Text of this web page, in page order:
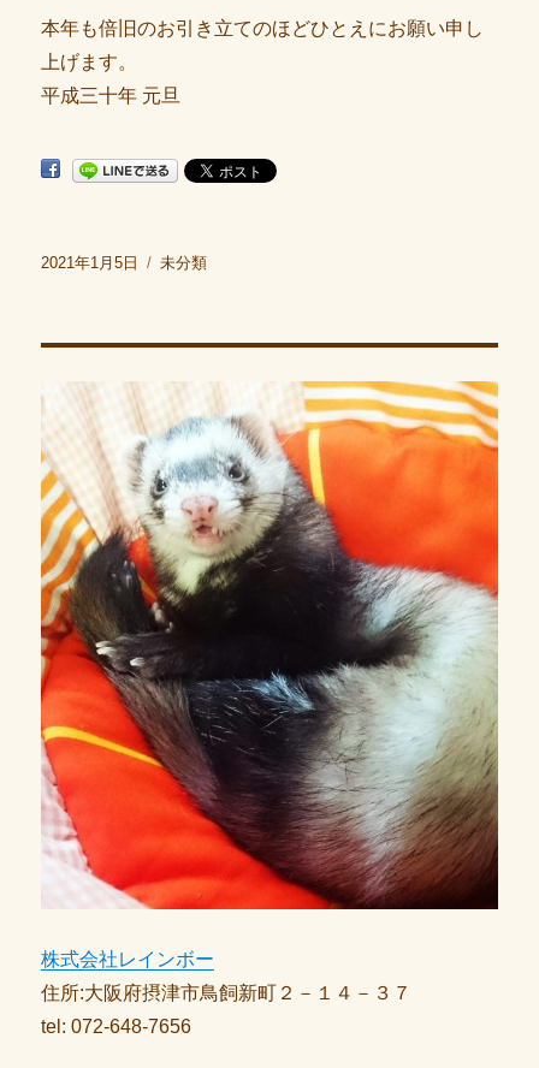
本年も倍旧のお引き立てのほどひとえにお願い申し
上げます。
平成三十年 元旦
投
2021年1月5日
カ
未分類
株式会社レインボー
住所:大阪府摂津市鳥飼新町２－１４－３７
tel: 072-648-7656